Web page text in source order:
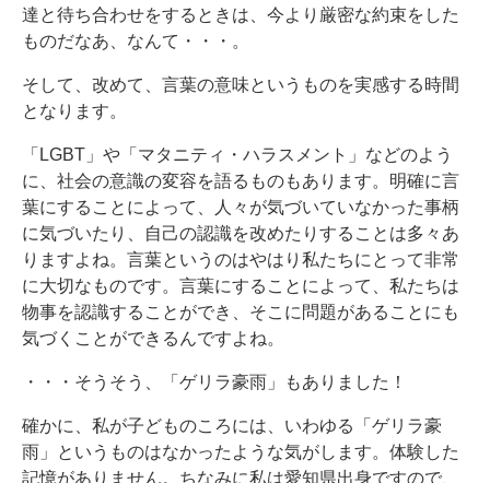
達と待ち合わせをするときは、今より厳密な約束をした
ものだなあ、なんて・・・。
そして、改めて、言葉の意味というものを実感する時間
となります。
「LGBT」や「マタニティ・ハラスメント」などのよう
に、社会の意識の変容を語るものもあります。明確に言
葉にすることによって、人々が気づいていなかった事柄
に気づいたり、自己の認識を改めたりすることは多々あ
りますよね。言葉というのはやはり私たちにとって非常
に大切なものです。言葉にすることによって、私たちは
物事を認識することができ、そこに問題があることにも
気づくことができるんですよね。
・・・そうそう、「ゲリラ豪雨」もありました！
確かに、私が子どものころには、いわゆる「ゲリラ豪
雨」というものはなかったような気がします。体験した
記憶がありません。ちなみに私は愛知県出身ですので、